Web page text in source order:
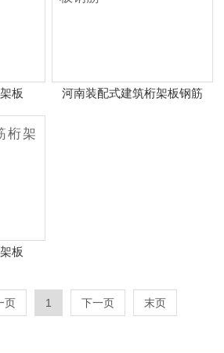
板 河南装配式建筑桁架板钢筋
板
页 1 下一页 末页